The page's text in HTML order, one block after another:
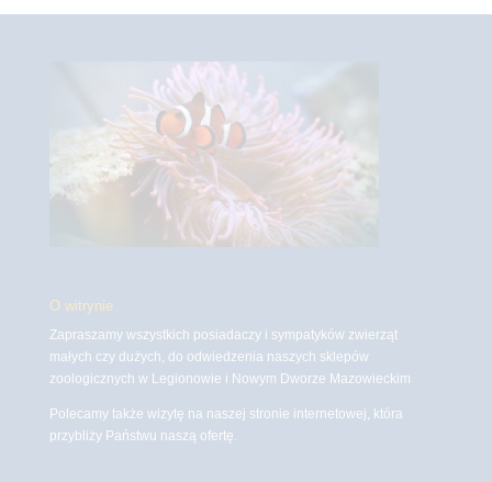
O witrynie
Zapraszamy wszystkich posiadaczy i sympatyków zwierząt
małych czy dużych, do odwiedzenia naszych sklepów
zoologicznych w Legionowie i Nowym Dworze Mazowieckim
Polecamy także wizytę na naszej stronie internetowej, która
przybliży Państwu naszą ofertę.